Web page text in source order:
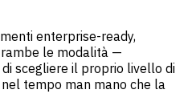
enterprise-ready,
le modalità —
scegliere il proprio livello di
tempo man mano che la